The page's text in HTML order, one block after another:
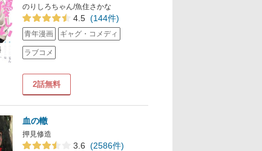
のりしろちゃん/魚住さかな
4.5 (144件)
青年漫画 ギャグ・コメディ
ラブコメ
2話無料
血の轍
押見修造
3.6 (2586件)